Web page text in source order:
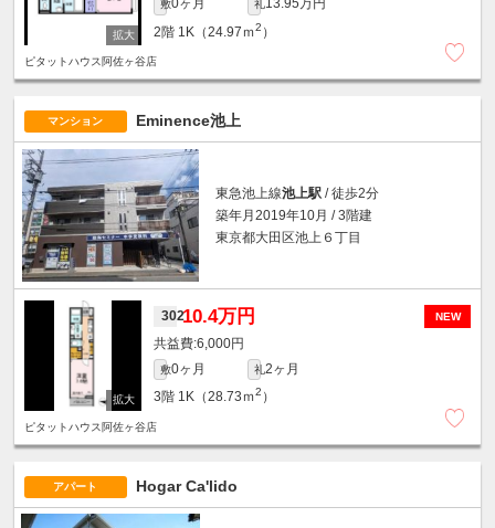
敷0ヶ月 礼13.95万円
2階 1K（24.97ｍ2 ）
ピタットハウス阿佐ヶ谷店
マンション Eminence池上
東急池上線池上駅 / 徒歩2分
築年月2019年10月 / 3階建
東京都大田区池上６丁目
NEW
30210.4万円
6,000円
敷0ヶ月 礼2ヶ月
3階 1K（28.73ｍ2 ）
ピタットハウス阿佐ヶ谷店
アパート Hogar Ca'lido